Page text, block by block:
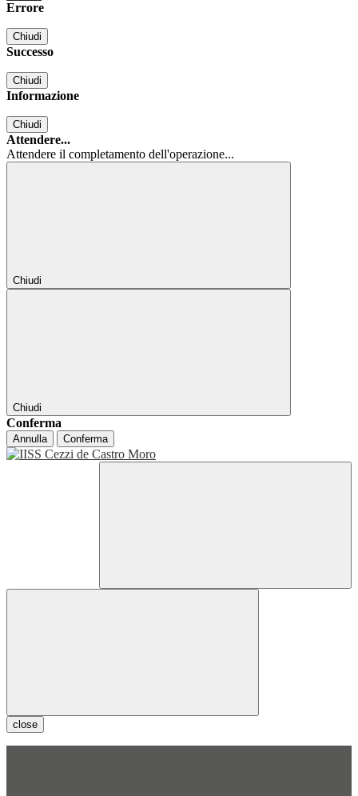
Errore
Chiudi
Successo
Chiudi
Informazione
Chiudi
Attendere...
Attendere il completamento dell'operazione...
Chiudi
Chiudi
Conferma
Annulla Conferma
close